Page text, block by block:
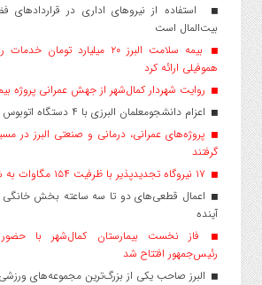
استفاده از نیروهای اداری در قراردادهای
بیت‌المال است
بیمه سلامت البرز ۲۰ میلیارد
هموفیلی ارائه کرد
روایت شهردار کمال‌شهر از جهش عمرانی پروژه
اعزام دانشجو‌معلمان البرزی با ۴ دستگاه اتوبوس به عتبات عالیات
پروژه‌های عمرانی، درمانی و صنعتی البرز در
گرفتند
اعمال قطعی‌های دو تا سه ساعته بخش خانگی
آینده
فاز نخست بیمارستان کمال‌شهر با
رئیس‌جمهور افتتاح شد
البرز صاحب یکی از بزرگ‌ترین مجموعه‌های